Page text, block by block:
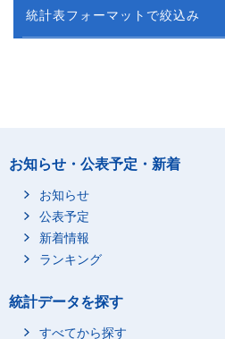
統計表フォーマットで絞込み
お知らせ・公表予定・新着
お知らせ
公表予定
新着情報
ランキング
統計データを探す
すべてから探す